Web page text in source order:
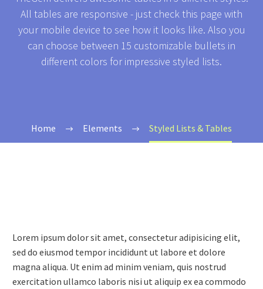
All tables are responsive - just check this page with
your mobile device to see how it looks like. Also you
can choose between 15 customizable bullets in
different colors for impressive styled lists.
Home Elements Styled Lists & Tables
Lorem ipsum dolor sit amet, consectetur adipisicing elit,
sed do eiusmod tempor incididunt ut labore et dolore
magna aliqua. Ut enim ad minim veniam, quis nostrud
exercitation ullamco laboris nisi ut aliquip ex ea commodo